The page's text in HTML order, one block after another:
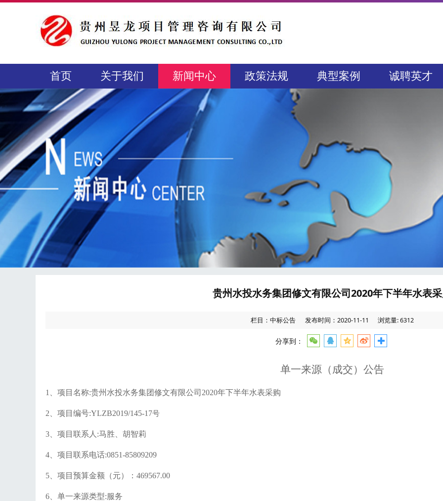
首页 关于我们 新闻中心 政策法规 典型案例 诚聘英才
贵州水投水务集团修文有限公司2020年下半年水表
栏目：中标公告 发布时间：2020-11-11 浏览量: 6312
分享到：
单一来源（成交）公告
1、项目名称:贵州水投水务集团修文有限公司 2020年下半年水表采购
2、项目编号:YLZB2019/145-1 7号
3、项目联系人:马胜、胡智莉
4、项目联系电话:0851-85809209
5、项目预算金额（元） ： 469567.00
6、单一来源类型:服务